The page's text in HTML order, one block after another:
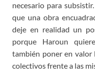
necesario para
que una obra
deje en realidad un
porque Haroun
también poner en valor
colectivos frente a las